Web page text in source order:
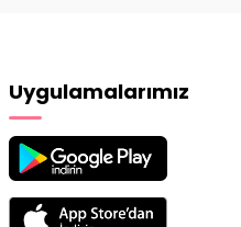
Uygulamalarımız